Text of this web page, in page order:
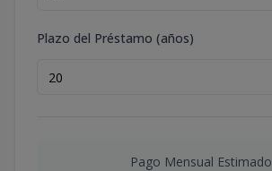
Plazo del Préstamo (años)
Pago Mensual Estimado